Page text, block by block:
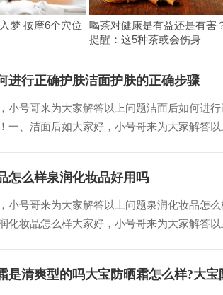
梦 按摩6个穴位
喝茶对健康是有益还是有害
提醒：这5种茶或会伤身
进行正确护肤洁面护肤的正确步骤
小号哥来为大家解答以上问题洁面后如何进
一、洁面后如大家好，小号哥来为大家解答
怎么样泉润化妆品好用吗
小号哥来为大家解答以上问题泉润化妆品怎
化妆品怎么样大家好，小号哥来为大家解答
是清爽型的吗大宝防晒霜怎么样?大宝